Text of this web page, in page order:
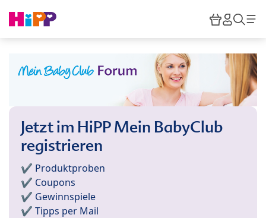
HiPP
Jetzt im HiPP Mein BabyClub
registrieren
✔️ Produktproben
✔️ Coupons
✔️ Gewinnspiele
✔️ Tipps per Mail